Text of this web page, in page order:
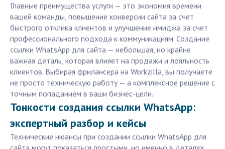
Главные преимущества услуги — это экономия времени
вашей команды, повышение конверсии сайта за счет
быстрого отклика клиентов и улучшение имиджа за счет
профессионального подхода к коммуникациям. Создание
ссылки WhatsApp для сайта — небольшая, но крайне
важная деталь, которая влияет на продажи и лояльность
клиентов. Выбирая фрилансера на Workzilla, вы получаете
не просто техническую работу — а комплексное решение с
точным попаданием в ваши бизнес-цели.
Тонкости создания ссылки WhatsApp:
экспертный разбор и кейсы
Технические нюансы при создании ссылки WhatsApp для